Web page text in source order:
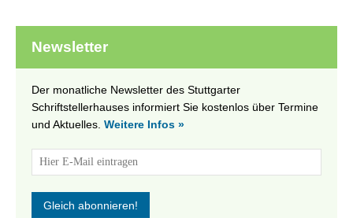
Newsletter
Der monatliche Newsletter des Stuttgarter
Schriftstellerhauses informiert Sie kostenlos über Termine
und Aktuelles. Weitere Infos »